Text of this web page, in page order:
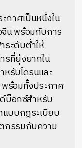
กาศเป็นหนึ่งใน
น พร้อมกับการ
ระดับต่ำให้
รที่ยุ่งยากใน
รับโดรนและ
ร้อมทั้งประกาศ
ด์บ็อกซ์สำหรับ
แบบกฎระเบียบ
กรรมกับความ